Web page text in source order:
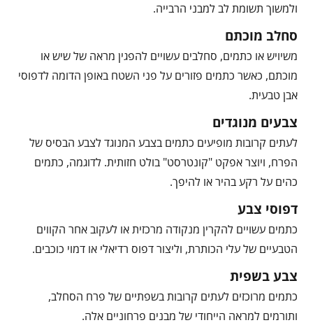
ולמשוך תשומת לב למבני הרבייה.
סחלב מוכתם
משיויש או כתמים, סחלבים עשויים להפגין מראה של שיש או
מוכתם, כאשר כתמים פזורים על פני השטח באופן הדומה לדפוסי
אבן טבעית.
צבעים מנוגדים
לעתים קרובות מופיעים כתמים בצבע המנוגד לצבע הבסיס של
הפרח, ויוצר אפקט "קונטרסט" בולט חזותית. לדוגמה, כתמים
כהים על רקע בהיר או להיפך.
דפוסי צבע
כתמים עשויים להקרין מנקודה מרכזית או לעקוב אחר הקווים
הטבעיים של עלי הכותרת, וליצור דפוס רדיאלי או דמוי כוכבים.
צבע בשפית
כתמים מרוכזים לעתים קרובות בשפתיים של פרח הסחלב,
ותורמים למראה הייחודי של מבנים פרחוניים אלה.